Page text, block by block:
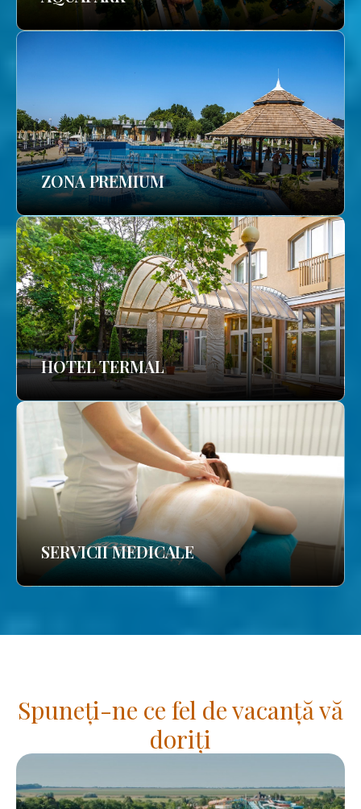
ZONA PREMIUM
HOTEL TERMAL
SERVICII MEDICALE
Spuneți-ne ce fel de vacanță vă
doriți